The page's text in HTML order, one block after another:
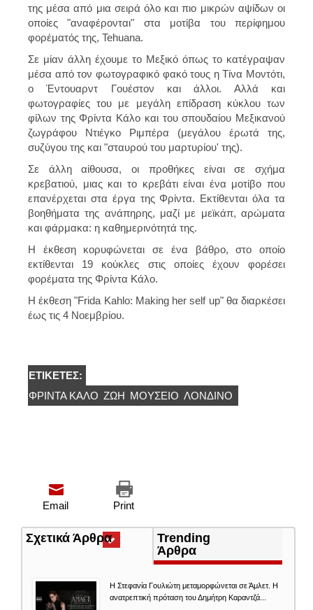
της μέσα από μια σειρά όλο και πιο μικρών αψίδων οι
οποίες "αναφέρονται" στα μοτίβα του περίφημου
φορέματός της, Tehuana.
Σε μίαν άλλη έχουμε το Μεξικό όπως το κατέγραψαν
μέσα από τον φωτογραφικό φακό τους η Τίνα Μοντότι,
ο Έντουαρντ Γουέστον και άλλοι. Αλλά και
φωτογραφίες του με μεγάλη επίδραση κύκλου των
φίλων της Φρίντα Κάλο και του σπουδαίου Μεξικανού
ζωγράφου Ντιέγκο Ριμπέρα (μεγάλου έρωτά της,
συζύγου της και "σταυρού του μαρτυρίου' της).
Σε άλλη αίθουσα, οι προθήκες είναι σε σχήμα
κρεβατιού, μιας και το κρεβάτι είναι ένα μοτίβο που
επανέρχεται στα έργα της Φρίντα. Εκτίθενται όλα τα
βοηθήματα της ανάπηρης, μαζί με μεϊκάπ, αρώματα
και φάρμακα: η καθημερινότητά της.
Η έκθεση κορυφώνεται σε ένα βάθρο, στο οποίο
εκτίθενται 19 κούκλες στις οποίες έχουν φορέσει
φορέματα της Φρίντα Κάλο.
Η έκθεση "Frida Kahlo: Making her self up" θα διαρκέσει
έως τις 4 Νοεμβρίου.
ΕΤΙΚΈΤΕΣ:
ΦΡΊΝΤΑ ΚΆΛΟ ΖΩΉ ΜΟΥΣΕΊΟ ΛΟΝΔΊΝΟ
Print
Email
Σχετικά Άρθρα(ενεργή
καρτέλα)
Trending
Άρθρα
Η Στεφανία Γουλιώτη μεταμορφώνεται σε Άμλετ. Η
ανατρεπτική πρόταση του Δημήτρη Καραντζά...